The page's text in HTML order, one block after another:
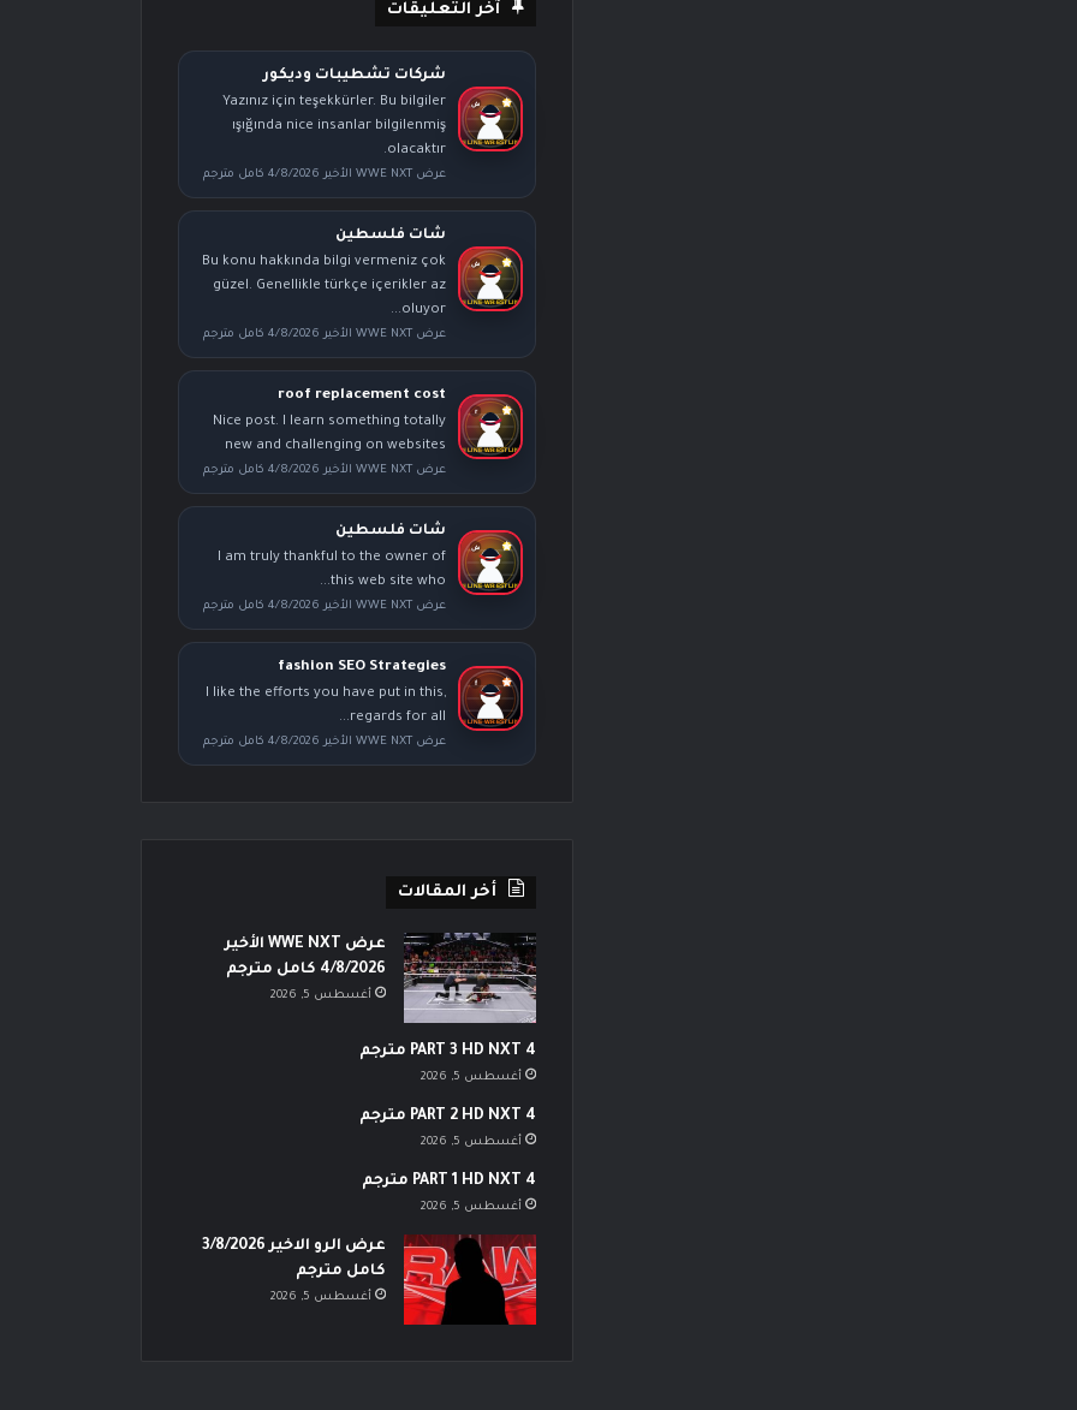
آخر التعليقات
شركات تشطيبات وديكور
Yazınız için teşekkürler. Bu bilgiler
ışığında nice insanlar bilgilenmiş
olacaktır.
عرض WWE NXT الأخير 4/8/2026 كامل مترجم
شات فلسطين
Bu konu hakkında bilgi vermeniz çok
güzel. Genellikle türkçe içerikler az
oluyor...
عرض WWE NXT الأخير 4/8/2026 كامل مترجم
roof replacement cost
Nice post. I learn something totally
new and challenging on websites
عرض WWE NXT الأخير 4/8/2026 كامل مترجم
شات فلسطين
I am truly thankful to the owner of
this web site who...
عرض WWE NXT الأخير 4/8/2026 كامل مترجم
fashion SEO Strategies
I like the efforts you have put in this,
regards for all...
عرض WWE NXT الأخير 4/8/2026 كامل مترجم
أخر المقالات
عرض WWE NXT الأخير
4/8/2026 كامل مترجم
أغسطس 5, 2026
PART 3 HD NXT 4 مترجم
أغسطس 5, 2026
PART 2 HD NXT 4 مترجم
أغسطس 5, 2026
PART 1 HD NXT 4 مترجم
أغسطس 5, 2026
عرض الرو الاخير 3/8/2026
كامل مترجم
أغسطس 5, 2026